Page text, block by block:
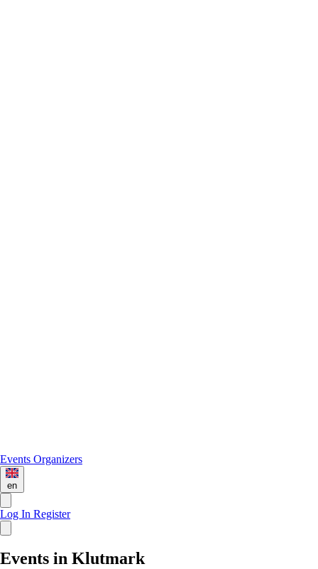
Events Organizers
en
Log In Register
Events in Klutmark